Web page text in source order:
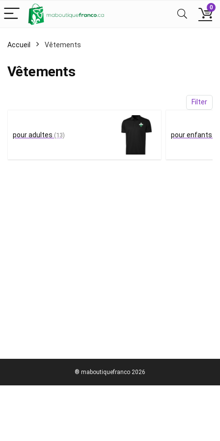
0
Accueil Vêtements
Vêtements
Filter
pour adultes (13) pour enfants
® maboutiquefranco 2026